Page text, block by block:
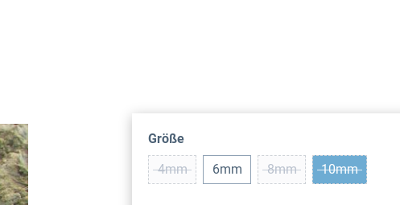
Größeauswählen
4mm(Diese Option ist zurzeit nicht verfügbar.)
6mm 8mm(Diese Option ist zurzeit
10mm
(Diese